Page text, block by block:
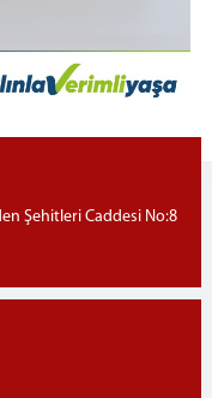
Şehitleri Caddesi No:8